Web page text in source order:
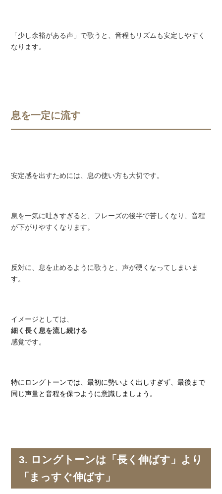
「少し余裕がある声」で歌うと、音程もリズムも安定しやすく
なります。
息を一定に流す
安定感を出すためには、息の使い方も大切です。
息を一気に吐きすぎると、フレーズの後半で苦しくなり、音程
が下がりやすくなります。
反対に、息を止めるように歌うと、声が硬くなってしまいま
す。
イメージとしては、
細く長く息を流し続ける
感覚です。
特にロングトーンでは、最初に勢いよく出しすぎず、最後まで
同じ声量と音程を保つように意識しましょう。
3. ロングトーンは「長く伸ばす」より
「まっすぐ伸ばす」